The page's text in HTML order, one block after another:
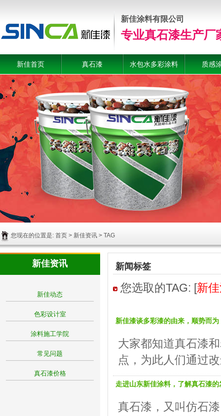
新佳涂料有限公司
专业真石漆生产厂
新佳首页 真石漆 水包水多彩涂料 质感
您现在的位置是: 首页 > 新佳资讯 > TAG
新佳资讯
新佳动态
色彩设计室
涂料施工学院
常见问题
真石漆价格
新闻标签
您选取的TAG: [新
新佳漆谈多彩漆的由来，顺势而
大家都知道真石漆
点，为此人们通过
走进山东新佳涂料，了解真石漆的
真石漆，又叫仿石